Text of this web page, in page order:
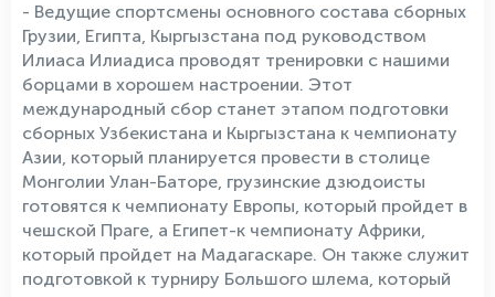
- Ведущие спортсмены основного состава сборных
Грузии, Египта, Кыргызстана под руководством
Илиаса Илиадиса проводят тренировки с нашими
борцами в хорошем настроении. Этот
международный сбор станет этапом подготовки
сборных Узбекистана и Кыргызстана к чемпионату
Азии, который планируется провести в столице
Монголии Улан-Баторе, грузинские дзюдоисты
готовятся к чемпионату Европы, который пройдет в
чешской Праге, а Египет-к чемпионату Африки,
который пройдет на Мадагаскаре. Он также служит
подготовкой к турниру Большого шлема, который